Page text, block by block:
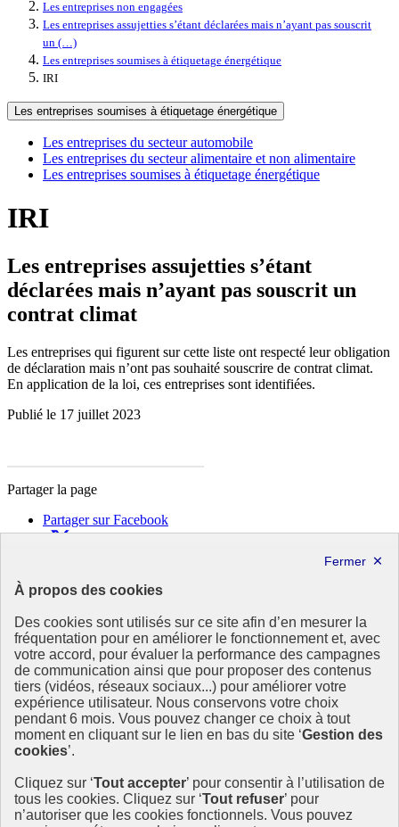
Les entreprises non engagées
Les entreprises assujetties s’étant déclarées mais n’ayant pas souscrit
un (…)
Les entreprises soumises à étiquetage énergétique
IRI
Les entreprises soumises à étiquetage énergétique
Les entreprises du secteur automobile
Les entreprises du secteur alimentaire et non alimentaire
Les entreprises soumises à étiquetage énergétique
IRI
Les entreprises assujetties s’étant
déclarées mais n’ayant pas souscrit un
contrat climat
Les entreprises qui figurent sur cette liste ont respecté leur obligation
de déclaration mais n’ont pas souhaité souscrire de contrat climat.
En application de la loi, ces entreprises sont identifiées.
Publié le 17 juillet 2023
Partager la page
Partager sur Facebook
Copier dans le presse-papier
République
Française
Le portail est conçu pour être le point d'accès national à la
déclaration et au dépôt des contrats climat communications
commerciales et transition écologique. Il s'agit d'un site
gouvernemental, produit par le Commissariat général au
développement durable (CGDD), direction du ministère de la
info.gouv.fr- ouvre une nouvelle fenêtre
service-public.fr- ouvre une nouvelle fenêtre
À propos des cookies
Des cookies sont utilisés sur ce site afin d’en mesurer la
fréquentation pour en améliorer le fonctionnement et, avec
votre accord, pour évaluer la performance des campagnes
de communication ainsi que pour proposer des contenus
tiers (vidéos, réseaux sociaux...) pour améliorer votre
expérience utilisateur. Nous conservons votre choix
pendant 6 mois. Vous pouvez changer ce choix à tout
moment en cliquant sur le lien en bas du site ‘Gestion des
cookies’.
Cliquez sur ‘Tout accepter’ pour consentir à l’utilisation de
tous les cookies. Cliquez sur ‘Tout refuser’ pour
n’autoriser que les cookies fonctionnels. Vous pouvez